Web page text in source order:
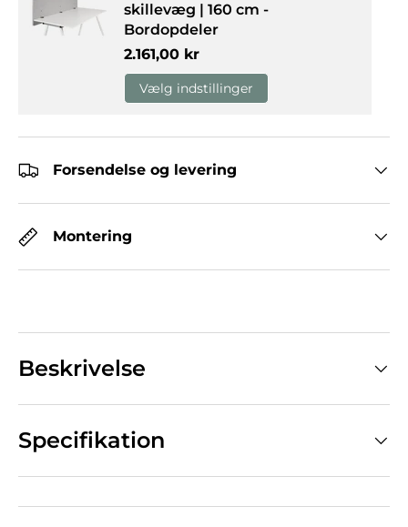
skillevæg | 160 cm -
Bordopdeler
Normalpris
2.161,00 kr
Vælg indstillinger
Forsendelse og levering
Montering
Beskrivelse
Specifikation